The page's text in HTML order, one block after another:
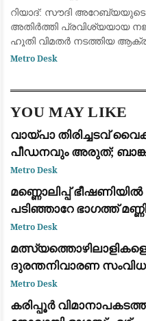
റിയാദ്: സൗദി
അതിർത്തി പ്രവിശ്യയായ
ഹൂതി വിമതർ നടത്തിയ
നാലുവയസ്സുകാരൻ ഉൾപ്പെടെ
Metro Desk
YOU MAY LIKE
വായ്പാ തിരിച്ചടവ്
പീഡനവും അരുത്;
ഏജൻസികൾക്കും കർശന
ആർ.ബി.ഐ
Metro Desk
മണ്ണൊലിപ്പ്
പടിഞ്ഞാറേ ഭാഗത്ത്
യാത്രക്കാരും
Metro Desk
ദുരന്തനിവാരണ
പരാജയപ്പെട്ടു; കടുത്ത
പെരേര
Metro Desk
കരിപ്പൂർ